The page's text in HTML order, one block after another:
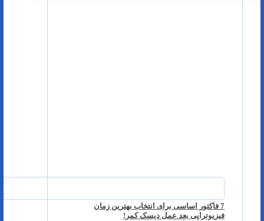
7 فاکتور اساسی برای انتخاب بهترین زمان
فیزیوتراپی بعد عمل دیسک کمر!